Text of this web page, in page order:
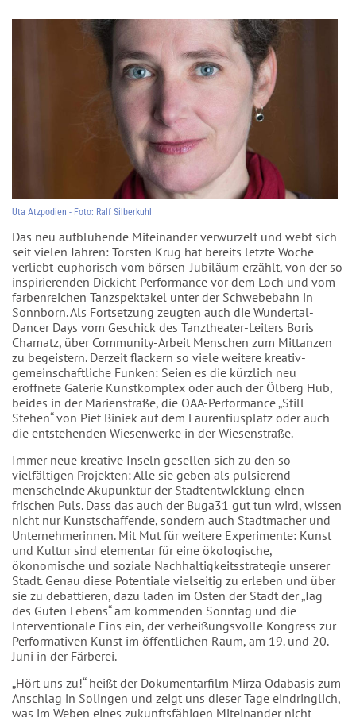
Uta Atzpodien - Foto: Ralf Silberkuhl
Das neu aufblühende Miteinander verwurzelt und webt sich
seit vielen Jahren: Torsten Krug hat bereits letzte Woche
verliebt-euphorisch vom börsen-Jubiläum erzählt, von der so
inspirierenden Dickicht-Performance vor dem Loch und vom
farbenreichen Tanzspektakel unter der Schwebebahn in
Sonnborn. Als Fortsetzung zeugten auch die Wundertal-
Dancer Days vom Geschick des Tanztheater-Leiters Boris
Chamatz, über Community-Arbeit Menschen zum Mittanzen
zu begeistern. Derzeit flackern so viele weitere kreativ-
gemeinschaftliche Funken: Seien es die kürzlich neu
eröffnete Galerie Kunstkomplex oder auch der Ölberg Hub,
beides in der Marienstraße, die OAA-Performance „Still
Stehen“ von Piet Biniek auf dem Laurentiusplatz oder auch
die entstehenden Wiesenwerke in der Wiesenstraße.
Immer neue kreative Inseln gesellen sich zu den so
vielfältigen Projekten: Alle sie geben als pulsierend-
menschelnde Akupunktur der Stadtentwicklung einen
frischen Puls. Dass das auch der Buga31 gut tun wird, wissen
nicht nur Kunstschaffende, sondern auch Stadtmacher und
Unternehmerinnen. Mit Mut für weitere Experimente: Kunst
und Kultur sind elementar für eine ökologische,
ökonomische und soziale Nachhaltigkeitsstrategie unserer
Stadt. Genau diese Potentiale vielseitig zu erleben und über
sie zu debattieren, dazu laden im Osten der Stadt der „Tag
des Guten Lebens“ am kommenden Sonntag und die
Interventionale Eins ein, der verheißungsvolle Kongress zur
Performativen Kunst im öffentlichen Raum, am 19. und 20.
Juni in der Färberei.
„Hört uns zu!“ heißt der Dokumentarfilm Mirza Odabasis zum
Anschlag in Solingen und zeigt uns dieser Tage eindringlich,
was im Weben eines zukunftsfähigen Miteinander nicht